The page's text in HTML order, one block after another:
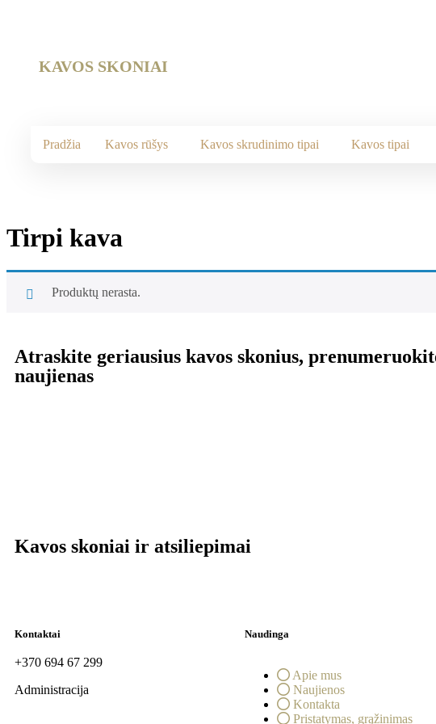
KAVOS SKONIAI
Pradžia Kavos rūšys Kavos skrudinimo tipai Kavos tipai
Tirpi kava
Produktų nerasta.
Atraskite geriausius kavos skonius,
naujienas
Kavos skoniai ir atsiliepimai
Kontaktai
+370 694 67 299
Administracija
Naudinga
Apie mus
Naujienos
Kontakta
Pristatymas, grąžinimas